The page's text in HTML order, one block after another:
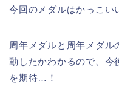
今回のメダルはかっこい
周年メダルと周年メダル
動したかわかるので、今
を期待…！